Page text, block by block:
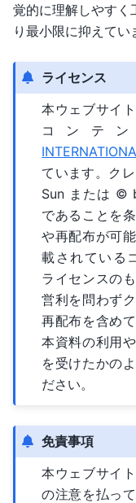
覚的に理解しやすく
り最小限に抑えてい
ライセンス
本ウェブサイ
コンテ
ています。ク
Sun または ©
であることを
や再配布が可
載されている
ライセンスの
営利を問わず
再配布を含め
本資料の利用
を受けたかの
ださい。
免責事項
本ウェブサイ
の注意を払っ